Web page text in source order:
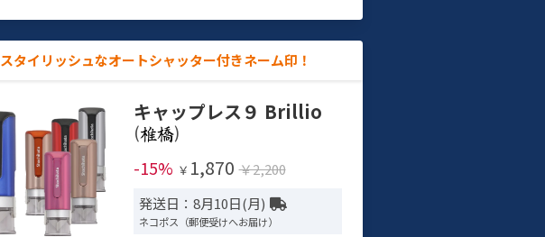
スタイリッシュなオートシャッター付きネーム印！
キャップレス９ Brillio
(
)
-15% ￥ 1,870 ￥2,200
発送日：8月10日(月)
ネコポス（郵便受けへお届け）